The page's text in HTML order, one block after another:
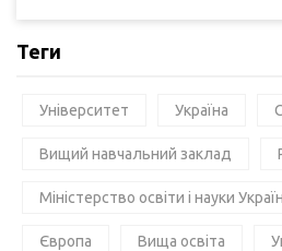
Теги
Університет Україна
Вищий навчальний заклад
Міністерство освіти і науки
Європа Вища освіта